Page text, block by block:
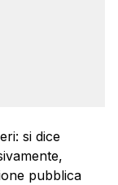
si dice
pubblica